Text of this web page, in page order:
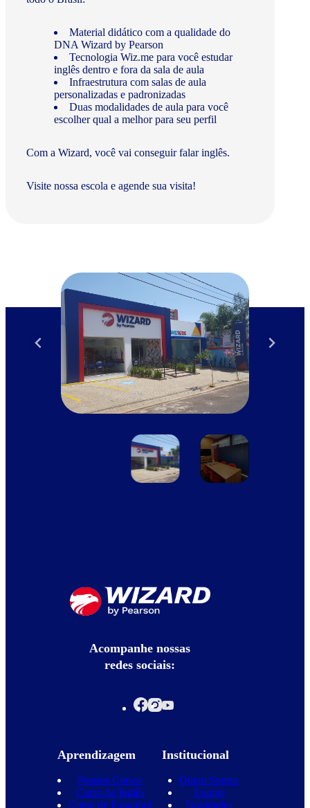
Material didático com a qualidade do
DNA Wizard by Pearson
Tecnologia Wiz.me para você estudar
inglês dentro e fora da sala de aula
Infraestrutura com salas de aula
personalizadas e padronizadas
Duas modalidades de aula para você
escolher qual a melhor para seu perfil
Com a Wizard, você vai conseguir falar inglês.
Visite nossa escola e agende sua visita!
Acompanhe nossas
redes sociais:
Aprendizagem
Nossos Cursos
Curso de Inglês
Curso de Espanhol
Institucional
Quem Somos
Equipe
Novidades